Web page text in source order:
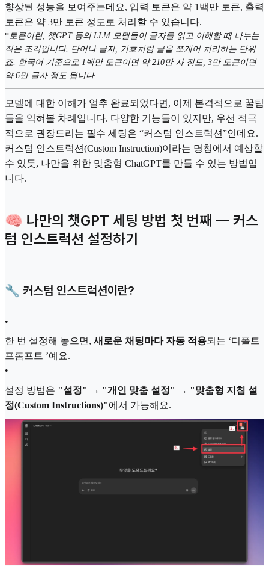
향상된 성능을 보여주는데요, 입력 토큰은 약 1백만 토큰, 출력
토큰은 약 3만 토큰 정도로 처리할 수 있습니다.
*토큰이란, 챗GPT 등의 LLM 모델들이 글자를 읽고 이해할 때 나누는
작은 조각입니다. 단어나 글자, 기호처럼 글을 쪼개어 처리하는 단위
죠. 한국어 기준으로 1백만 토큰이면 약 210만 자 정도, 3만 토큰이면
약 6만 글자 정도 됩니다.
모델에 대한 이해가 얼추 완료되었다면, 이제 본격적으로 꿀팁
들을 익혀볼 차례입니다. 다양한 기능들이 있지만, 우선 적극
적으로 권장드리는 필수 세팅은 “커스텀 인스트럭션”인데요.
커스텀 인스트럭션(Custom Instruction)이라는 명칭에서 예상할
수 있듯, 나만을 위한 맞춤형 ChatGPT를 만들 수 있는 방법입
니다.
🧠 나만의 챗GPT 세팅 방법 첫 번째 — 커스
텀 인스트럭션 설정하기
🔧 커스텀 인스트럭션이란?
•
한 번 설정해 놓으면, 새로운 채팅마다 자동 적용되는 ‘디폴트
프롬프트 ’예요.
•
설정 방법은 "설정" → "개인 맞춤 설정" → "맞춤형 지침 설
정(Custom Instructions)"에서 가능해요.